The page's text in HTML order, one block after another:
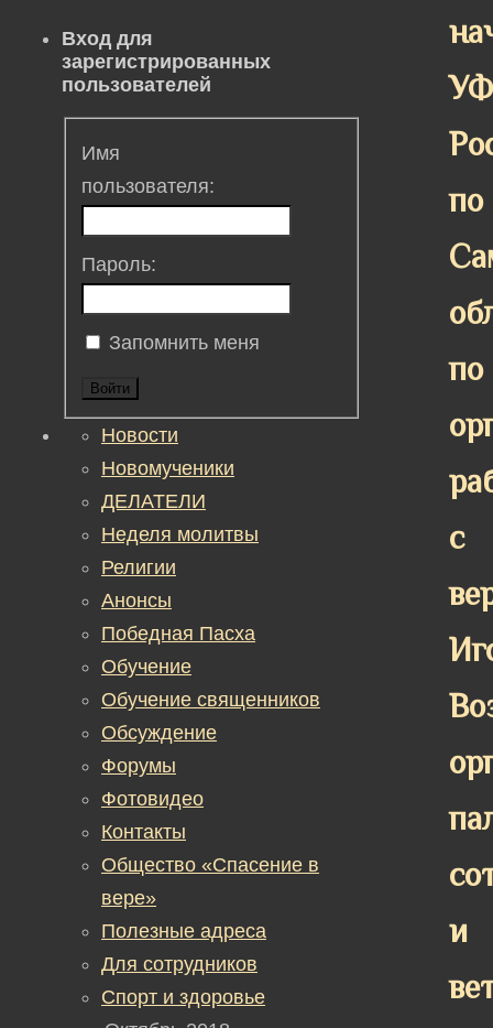
по
по
с
и
Вход для
зарегистрированных
пользователей
Имя
пользователя:
Пароль:
Запомнить меня
Войти
Новости
Новомученики
ДЕЛАТЕЛИ
Неделя молитвы
Религии
Анонсы
Победная Пасха
Обучение
Обучение священников
Обсуждение
Форумы
Фотовидео
Контакты
Общество «Спасение в
вере»
Полезные адреса
Для сотрудников
Спорт и здоровье